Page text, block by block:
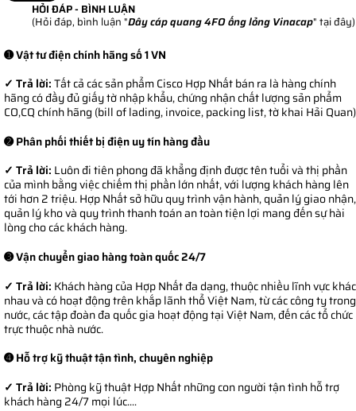
HỎI ĐÁP - BÌNH LUẬN
(Hỏi đáp, bình luận "Dây cáp quang 4FO ống lỏng Vinacap" tại đây)
➊ Vật tư điện chính hãng số 1 VN
✓ Trả lời:Tất cả các sản phẩm Cisco Hợp Nhất bán ra là hàng chính
hãng có đầy đủ giấy tờ nhập khẩu, chứng nhận chất lượng sản phẩm
CO,CQ chính hãng (bill of lading, invoice, packing list, tờ khai Hải Quan)
➋ Phân phối thiết bị điện uy tín hàng đầu
✓ Trả lời: Luôn đi tiên phong đã khẳng định được tên tuổi và thị phần
của mình bằng việc chiếm thị phần lớn nhất, với lượng khách hàng lên
tới hơn 2 triệu. Hợp Nhất sở hữu quy trình vận hành, quản lý giao nhận,
quản lý kho và quy trình thanh toán an toàn tiện lợi mang đến sự hài
lòng cho các khách hàng.
➌ Vận chuyển giao hàng toàn quốc 24/7
✓ Trả lời: Khách hàng của Hợp Nhất đa dạng, thuộc nhiều lĩnh vực khác
nhau và có hoạt động trên khắp lãnh thổ Việt Nam, từ các công ty trong
nước, các tập đoàn đa quốc gia hoạt động tại Việt Nam, đến các tổ chức
trực thuộc nhà nước.
➍ Hỗ trợ kỹ thuật tận tình, chuyên nghiệp
✓ Trả lời: Phòng kỹ thuật Hợp Nhất những con người tận tình hỗ trợ
khách hàng 24/7 mọi lúc....